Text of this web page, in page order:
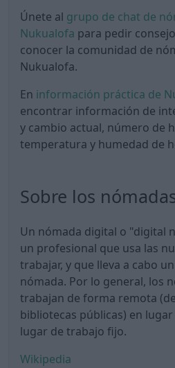
Únete al grupo de chat de
Nukualofa para pedir
conocer la comunidad de
Nukualofa.
En información práctica de
encontrar información de
y cambio actual, número de
temperatura y humedad de
Sobre los
Un nómada digital o "digital
un profesional que usa las
trabajar, y que lleva a cabo
nómada. Por lo general, los
trabajan de forma remota
bibliotecas públicas) en
lugar de trabajo fijo.
Wikipedia